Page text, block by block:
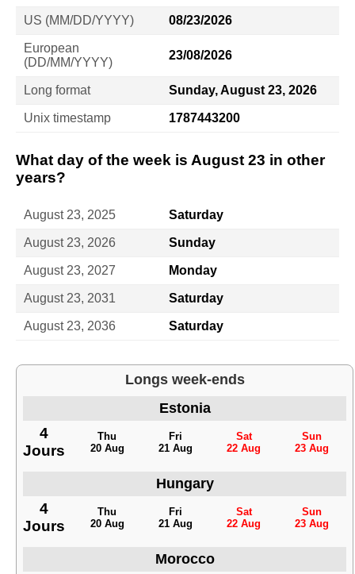
US (MM/DD/YYYY) 08/23/2026
European
(DD/MM/YYYY)
23/08/2026
Long format Sunday, August 23, 2026
Unix timestamp 1787443200
What day of the week is August 23 in other
years?
August 23, 2025 Saturday
August 23, 2026 Sunday
August 23, 2027 Monday
August 23, 2031 Saturday
August 23, 2036 Saturday
Longs week-ends
Estonia
4
Jours
Thu
20 Aug
Fri
21 Aug
Sat
22 Aug
Sun
23 Aug
Hungary
4
Jours
Thu
20 Aug
Fri
21 Aug
Sat
22 Aug
Sun
23 Aug
Morocco